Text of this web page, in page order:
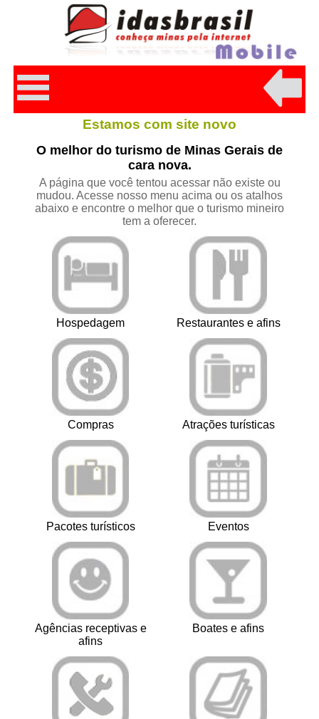
Estamos com site novo
O melhor do turismo de Minas Gerais de
cara nova.
A página que você tentou acessar não existe ou
mudou. Acesse nosso menu acima ou os atalhos
abaixo e encontre o melhor que o turismo mineiro
tem a oferecer.
Hospedagem Restaurantes e afins
Compras Atrações turísticas
Pacotes turísticos Eventos
Agências receptivas e
afins
Boates e afins